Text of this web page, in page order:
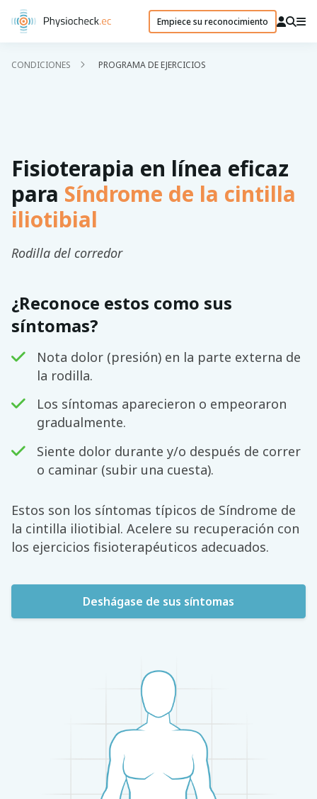
Empiece su reconocimiento
CONDICIONES PROGRAMA DE EJERCICIOS
Fisioterapia en línea eficaz
para Síndrome de la cintilla
iliotibial
Rodilla del corredor
¿Reconoce estos como sus
síntomas?
Nota dolor (presión) en la parte externa de
la rodilla.
Los síntomas aparecieron o empeoraron
gradualmente.
Siente dolor durante y/o después de correr
o caminar (subir una cuesta).
Estos son los síntomas típicos de Síndrome de
la cintilla iliotibial. Acelere su recuperación con
los ejercicios fisioterapéuticos adecuados.
Deshágase de sus síntomas